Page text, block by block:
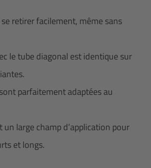
retirer facilement, même sans
le tube diagonal est identique sur
parfaitement adaptées au
un large champ d’application pour
et longs.